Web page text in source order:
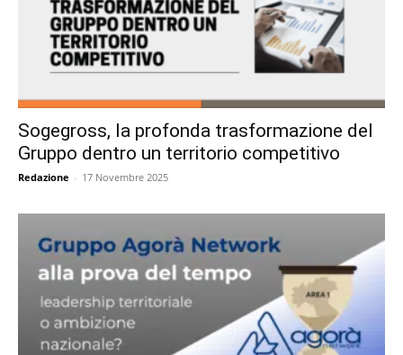
Sogegross, la profonda trasformazione del
Gruppo dentro un territorio competitivo
Redazione - 17 Novembre 2025